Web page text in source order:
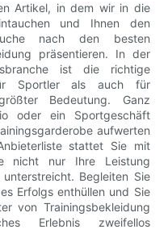
Artikel, in dem wir in die
und Ihnen den
nach den besten
präsentieren. In der
ist die richtige
Sportler als auch für
Bedeutung. Ganz
oder ein Sportgeschäft
aufwerten
stattet Sie mit
nicht nur Ihre Leistung
Begleiten Sie
Erfolgs enthüllen und Sie
von Trainingsbekleidung
Erlebnis zweifellos